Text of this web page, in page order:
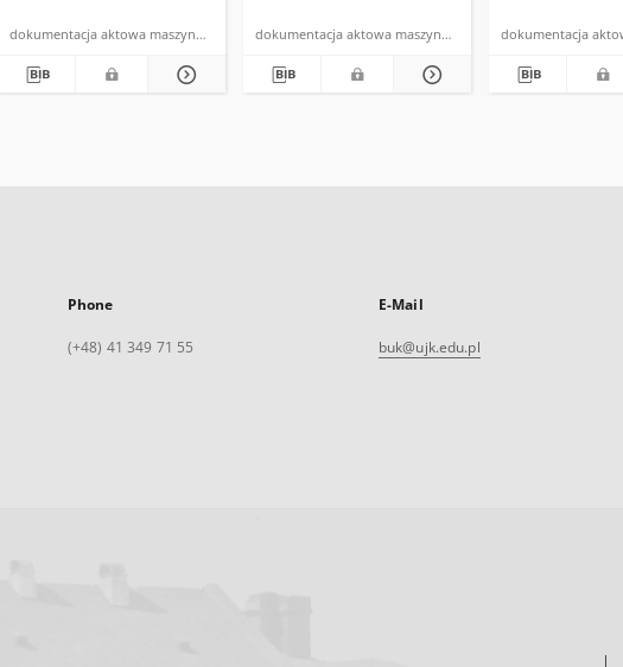
dokumentacja aktowa maszynopis dokumentacja aktowa maszynopis
Phone
(+48) 41 349 71 55
E-Mail
buk@ujk.edu.pl